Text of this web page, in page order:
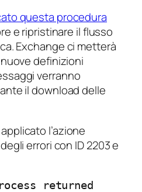
questa procedura
e ripristinare il flusso
Exchange ci metterà
definizioni
verranno
il download delle
l’azione
errori con ID 2203 e
returned